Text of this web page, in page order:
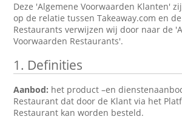
Deze 'Algemene Voorwaarden Klanten'
op de relatie tussen Takeaway.com en
Restaurants verwijzen wij door naar de
Voorwaarden Restaurants'.
1. Definities
Aanbod: het product –en
Restaurant dat door de Klant via het
Restaurant kan worden besteld.